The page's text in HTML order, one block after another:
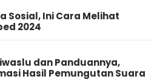
Sosial, Ini Cara Melihat
2024
dan Panduannya,
Hasil Pemungutan Suara